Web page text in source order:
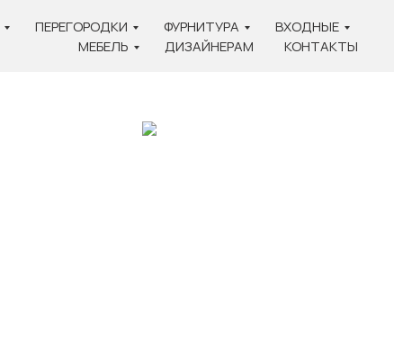
ПЕРЕГОРОДКИ ФУРНИТУРА
ВХОДНЫЕ
МЕБЕЛЬ
ДИЗАЙНЕРАМ КОНТАКТЫ